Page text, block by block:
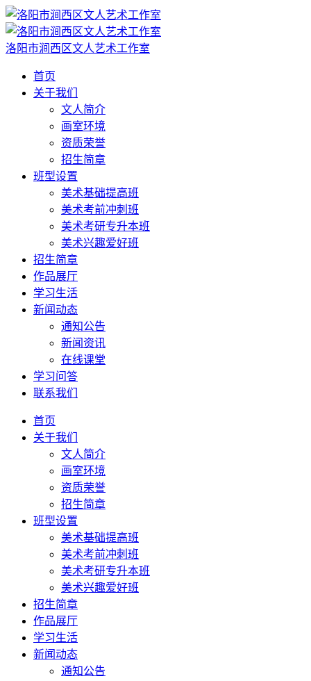
洛阳市涧西区文人艺术工作室
首页
关于我们
文人简介
画室环境
资质荣誉
招生简章
班型设置
美术基础提高班
美术考前冲刺班
美术考研专升本班
美术兴趣爱好班
招生简章
作品展厅
学习生活
新闻动态
通知公告
新闻资讯
在线课堂
学习问答
联系我们
首页
关于我们
文人简介
画室环境
资质荣誉
招生简章
班型设置
美术基础提高班
美术考前冲刺班
美术考研专升本班
美术兴趣爱好班
招生简章
作品展厅
学习生活
新闻动态
通知公告